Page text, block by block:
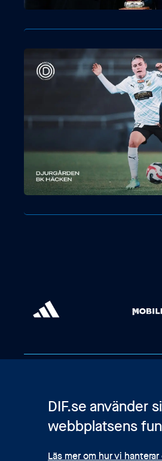
DIF.se använder
webbplatsens
Läs mer om hur vi